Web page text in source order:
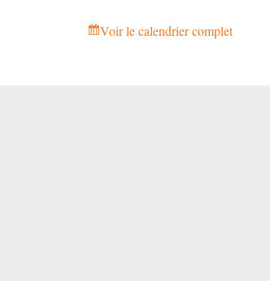
Voir le calendrier complet